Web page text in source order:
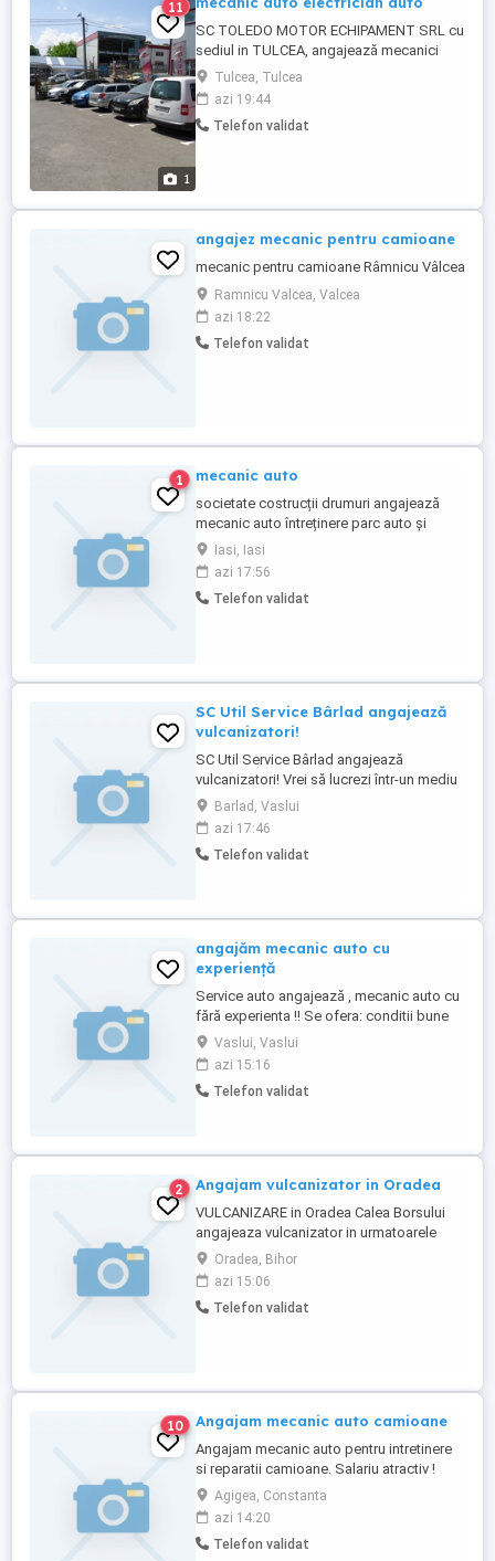
1
11
SC TOLEDO MOTOR ECHIPAMENT SRL cu
sediul in TULCEA, angajează mecanici
auto, electrician auto, condiții excelente
de munca si salariu atractiv! În cadrul
service-ului se execută lucrări generale de
mecanică: revizii, reparații articulații,
Tulcea, Tulcea
azi 19:44
Telefon validat
angajez mecanic pentru camioane
mecanic pentru camioane Râmnicu Vâlcea
Ramnicu Valcea, Valcea
azi 18:22
Telefon validat
1 mecanic auto
societate costrucții drumuri angajează
mecanic auto întreținere parc auto și
utilaje . Salariu motivant în funcție de
experienta
Iasi, Iasi
azi 17:56
Telefon validat
SC Util Service Bârlad angajează
vulcanizatori!
SC Util Service Bârlad angajează
vulcanizatori! Vrei să lucrezi într-un mediu
profesionist și să fii bine plătit pentru
efortul și dorința ta de a învăța? La SC Util
Service apreciem ambiția și seriozitatea!
Oferim: Salarii atractive, direct
Barlad, Vaslui
azi 17:46
Telefon validat
angajăm mecanic auto cu
experiență
Service auto angajează , mecanic auto cu
fără experienta !! Se ofera: conditii bune
de munca salariul atractiv ! contract de
muncă! Daca esti interesat si ai nevoie de
mai multe detalii , contacteaza ne la
Gabriel!!! ... Se oferă seriozitate maxima!!!
Vaslui, Vaslui
azi 15:16
Telefon validat
2 Angajam vulcanizator in Oradea
VULCANIZARE in Oradea Calea Borsului
angajeaza vulcanizator in urmatoarele
conditii: - Oferim : - salariu motivant , platit
la timp, stabilitate si un mediu de cu
echipamente profesionale; - loc de munca
sigur si contract de munca pe perioada
Oradea, Bihor
azi 15:06
Telefon validat
10 Angajam mecanic auto camioane
Angajam mecanic auto pentru intretinere
si reparatii camioane. Salariu atractiv !
Detalii la :
Agigea, Constanta
azi 14:20
Telefon validat